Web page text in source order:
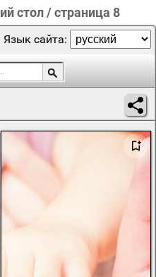
стол / страница 8
Язык сайта: